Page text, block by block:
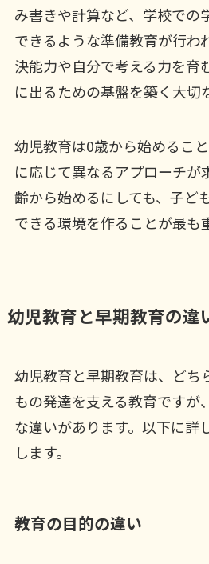
み書きや計算など、学校での
できるような準備教育が行わ
決能力や自分で考える力を育
に出るための基盤を築く大切
幼児教育は0歳から始めるこ
に応じて異なるアプローチが
齢から始めるにしても、子ど
できる環境を作ることが最も
幼児教育と早期教育の違
幼児教育と早期教育は、どち
もの発達を支える教育ですが
な違いがあります。以下に詳
します。
教育の目的の違い